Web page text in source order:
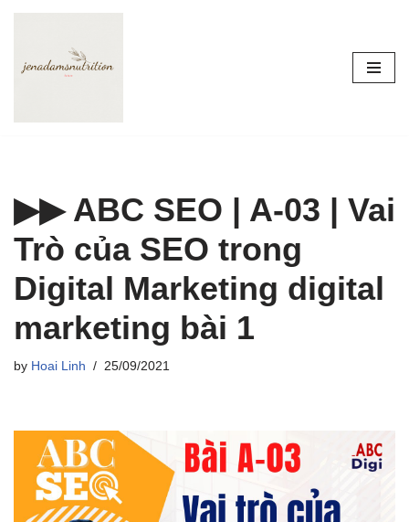
to
▶▶ ABC SEO | A-03 | Vai
Trò của SEO trong
Digital Marketing digital
marketing bài 1
by Hoai Linh 25/09/2021